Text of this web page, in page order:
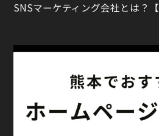
SNSマーケティング会社とは？【